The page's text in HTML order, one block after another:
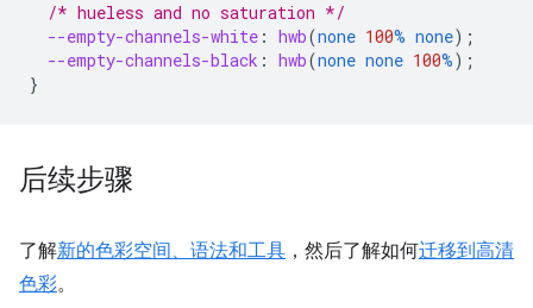
/* hueless and no saturation */
--empty-channels-white : hwb(none 100% none);
--empty-channels-black : hwb(none none 100%);
}
后续步骤
了解新的色彩空间、语法和工具 ，然后了解如何迁移到高清
色彩。